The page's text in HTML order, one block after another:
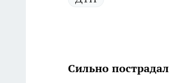
Сильно